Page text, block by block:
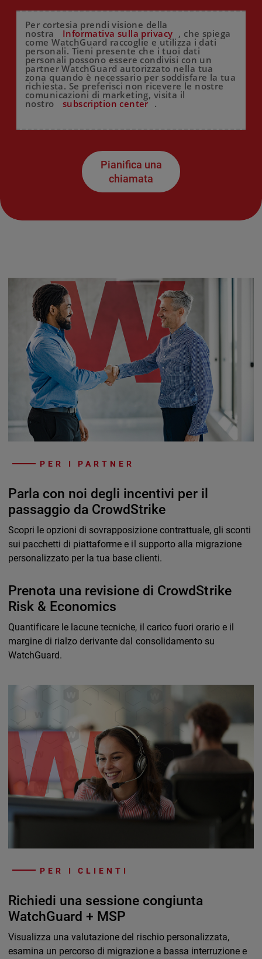
Per cortesia prendi visione della
nostra Informativa sulla privacy , che spiega
come WatchGuard raccoglie e utilizza i dati
personali. Tieni presente che i tuoi dati
personali possono essere condivisi con un
partner WatchGuard autorizzato nella tua
zona quando è necessario per soddisfare la tua
richiesta. Se preferisci non ricevere le nostre
comunicazioni di marketing, visita il
nostro subscription center .
Pianifica una
chiamata
PER I PARTNER
Parla con noi degli incentivi per il
passaggio da CrowdStrike
Scopri le opzioni di sovrapposizione contrattuale, gli sconti
sui pacchetti di piattaforme e il supporto alla migrazione
personalizzato per la tua base clienti.
Prenota una revisione di CrowdStrike
Risk & Economics
Quantificare le lacune tecniche, il carico fuori orario e il
margine di rialzo derivante dal consolidamento su
WatchGuard.
PER I CLIENTI
Richiedi una sessione congiunta
WatchGuard + MSP
Visualizza una valutazione del rischio personalizzata,
esamina un percorso di migrazione a bassa interruzione e